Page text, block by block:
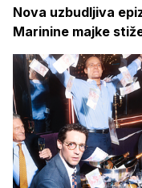
Nova uzbudljiva
Marinine majke